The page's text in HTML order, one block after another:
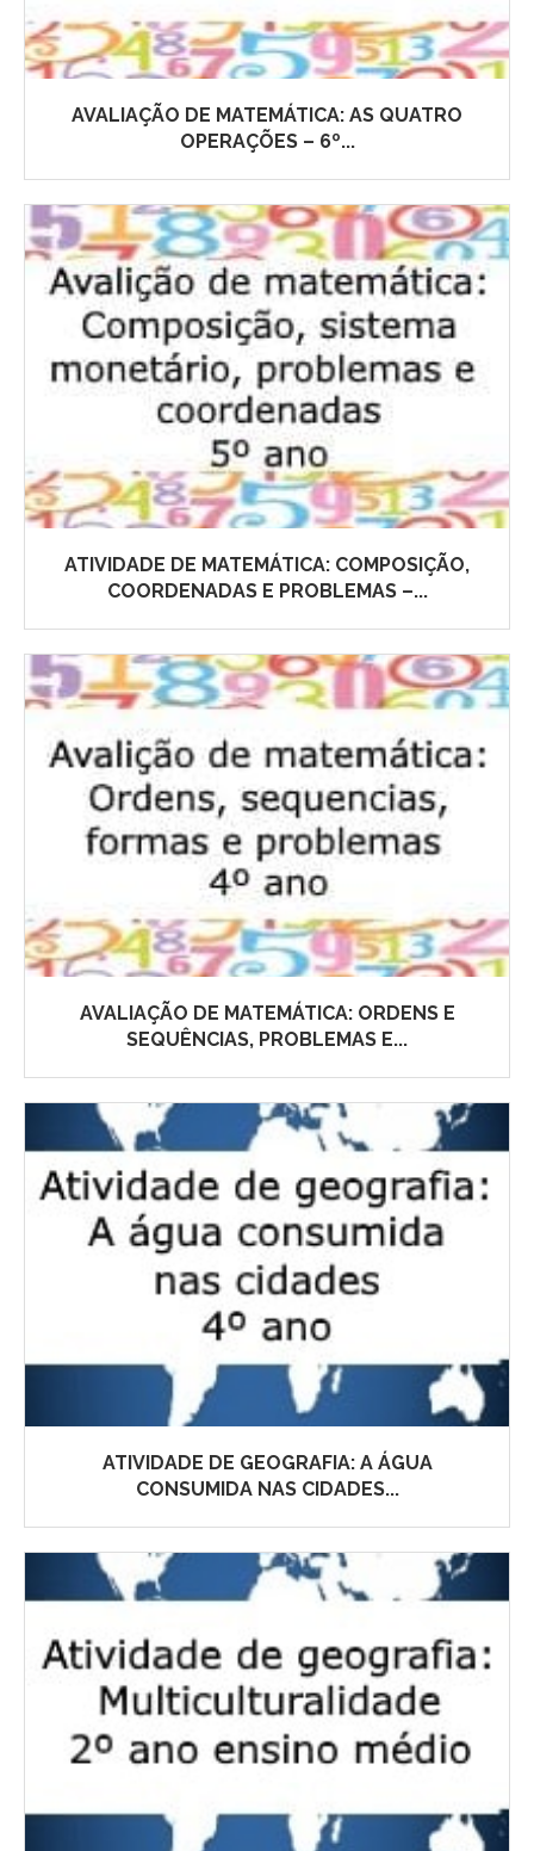
AVALIAÇÃO DE MATEMÁTICA: AS QUATRO
OPERAÇÕES – 6º...
ATIVIDADE DE MATEMÁTICA: COMPOSIÇÃO,
COORDENADAS E PROBLEMAS –...
AVALIAÇÃO DE MATEMÁTICA: ORDENS E
SEQUÊNCIAS, PROBLEMAS E...
ATIVIDADE DE GEOGRAFIA: A ÁGUA
CONSUMIDA NAS CIDADES...